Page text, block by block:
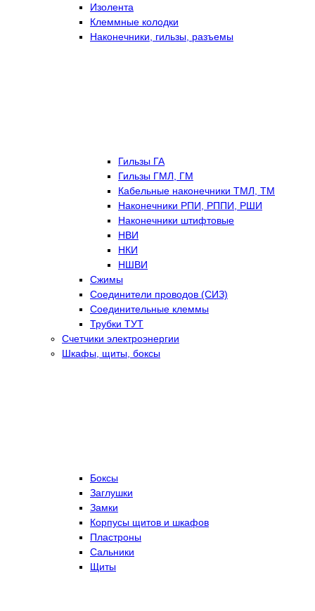
Изолента
Клеммные колодки
Наконечники, гильзы, разъемы
Гильзы ГА
Гильзы ГМЛ, ГМ
Кабельные наконечники ТМЛ, ТМ
Наконечники РПИ, РППИ, РШИ
Наконечники штифтовые
НВИ
НКИ
НШВИ
Сжимы
Соединители проводов (СИЗ)
Соединительные клеммы
Трубки ТУТ
Счетчики электроэнергии
Шкафы, щиты, боксы
Боксы
Заглушки
Замки
Корпусы щитов и шкафов
Пластроны
Сальники
Щиты